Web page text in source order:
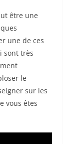
être une
une de ces
sont très
le
sur les
vous êtes